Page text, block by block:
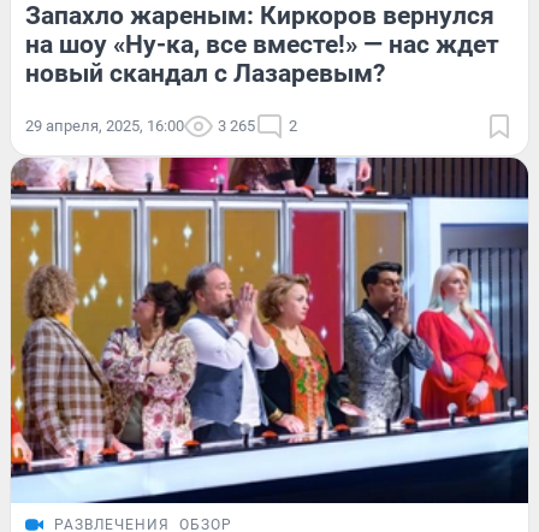
Запахло жареным: Киркоров вернулся
на шоу «Ну-ка, все вместе!» — нас ждет
новый скандал с Лазаревым?
29 апреля, 2025, 16:00 3 265 2
РАЗВЛЕЧЕНИЯ ОБЗОР